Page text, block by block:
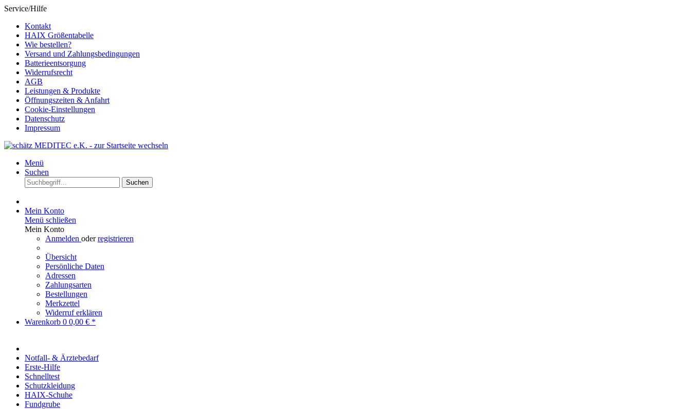
Service/Hilfe
Kontakt
HAIX Größentabelle
Wie bestellen?
Versand und Zahlungsbedingungen
Batterieentsorgung
Widerrufsrecht
AGB
Leistungen & Produkte
Öffnungszeiten & Anfahrt
Cookie-Einstellungen
Datenschutz
Impressum
Menü
Suchen
Suchen
Mein Konto
Menü schließen
Mein Konto
Anmelden oderregistrieren
Übersicht
Persönliche Daten
Adressen
Zahlungsarten
Bestellungen
Merkzettel
Widerruf erklären
Warenkorb 0 0,00 € *
Notfall- & Ärztebedarf
Erste-Hilfe
Schnelltest
Schutzkleidung
HAIX-Schuhe
Fundgrube